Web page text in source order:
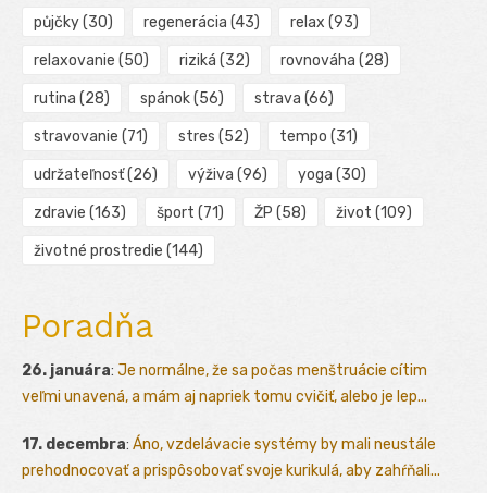
půjčky(30) regenerácia (43) relax (93)
relaxovanie (50) riziká (32) rovnováha (28)
rutina (28) spánok(56) strava (66)
stravovanie (71) stres (52) tempo (31)
udržateľnosť(26) výživa (96) yoga (30)
zdravie (163) šport (71) ŽP (58) život (109)
životné prostredie (144)
Poradňa
26. januára: Je normálne, že sa počas menštruácie cítim
veľmi unavená, a mám aj napriek tomu cvičiť, alebo je lep...
17. decembra: Áno, vzdelávacie systémy by mali neustále
prehodnocovať a prispôsobovať svoje kurikulá, aby zahŕňali...